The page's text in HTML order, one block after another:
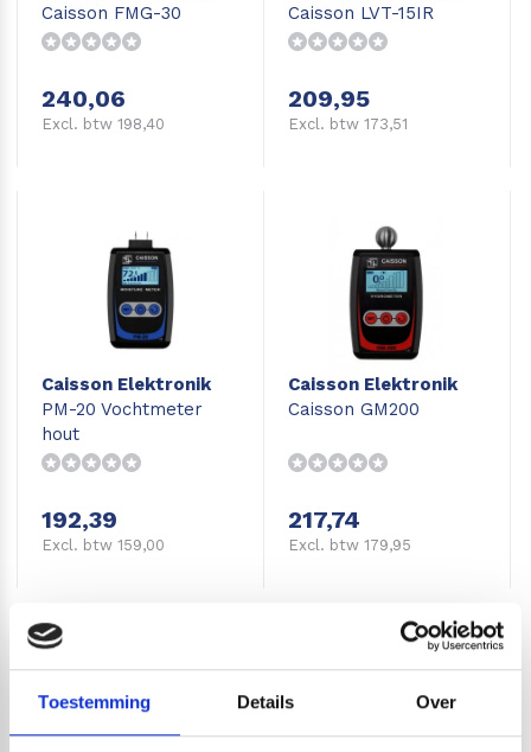
Toestemming Details Over
Caisson FMG-30
240,06
Excl. btw 198,40
Caisson LVT-15IR
209,95
Excl. btw 173,51
Caisson Elektronik
PM-20 Vochtmeter
hout
192,39
Excl. btw 159,00
Caisson Elektronik
Caisson GM200
217,74
Excl. btw 179,95